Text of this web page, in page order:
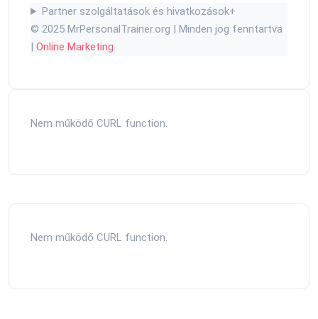
Partner szolgáltatások és hivatkozások+
© 2025 MrPersonalTrainer.org | Minden jog fenntartva
| Online Marketing
Nem működő CURL function.
Nem működő CURL function.